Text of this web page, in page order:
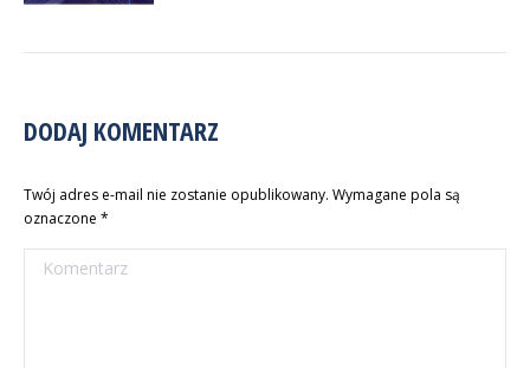
DODAJ KOMENTARZ
Twój adres e-mail nie zostanie opublikowany. Wymagane pola są
oznaczone *
Komentarz